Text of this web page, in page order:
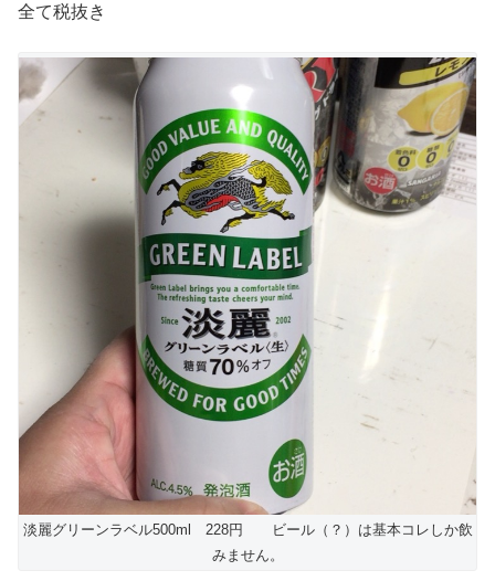
全て税抜き
淡麗グリーンラベル500ml 228円 ビール（？）は基本コレしか飲
みません。